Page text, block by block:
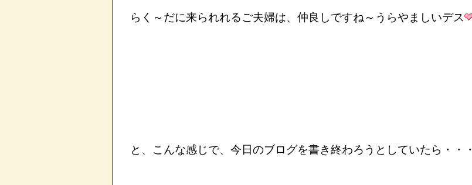
らく～だに来られれるご夫婦は、仲良しですね～うらやましいデス
と、こんな感じで、今日のブログを書き終わろうとしていたら・・・